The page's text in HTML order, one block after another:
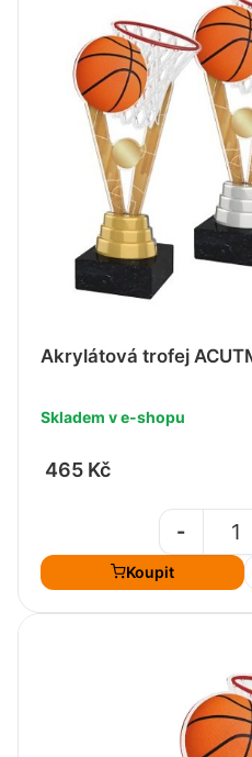
Akrylátová trofej
Skladem v e-shopu
465 Kč
-
Koupit